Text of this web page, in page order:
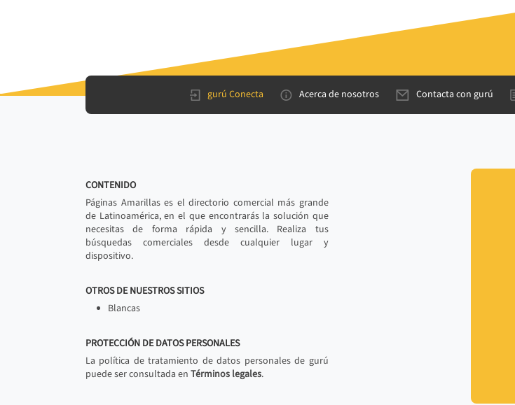
gurú Conecta Acerca de nosotros Contacta con gurú
CONTENIDO
Páginas Amarillas es el directorio comercial más grande
de Latinoamérica, en el que encontrarás la solución que
necesitas de forma rápida y sencilla. Realiza tus
búsquedas comerciales desde cualquier lugar y
dispositivo.
OTROS DE NUESTROS SITIOS
Blancas
PROTECCIÓN DE DATOS PERSONALES
La política de tratamiento de datos personales de gurú
puede ser consultada en Términos legales.